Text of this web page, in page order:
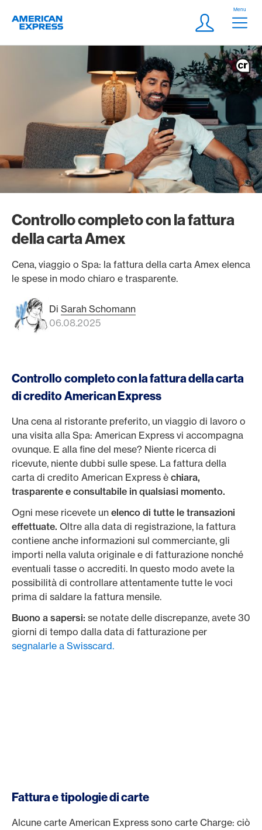
Logo
Meta
Login
Menu
Controllo completo con la fattura
della carta Amex
Cena, viaggio o Spa: la fattura della carta Amex elenca
le spese in modo chiaro e trasparente.
Di Sarah Schomann
06.08.2025
Controllo completo con la fattura della carta
di credito American Express
Una cena al ristorante preferito, un viaggio di lavoro o
una visita alla Spa: American Express vi accompagna
ovunque. E alla fine del mese? Niente ricerca di
ricevute, niente dubbi sulle spese. La fattura della
carta di credito American Express è chiara,
trasparente e consultabile in qualsiasi momento.
Ogni mese ricevete un elenco di tutte le transazioni
effettuate. Oltre alla data di registrazione, la fattura
contiene anche informazioni sul commerciante, gli
importi nella valuta originale e di fatturazione nonché
eventuali tasse o accrediti. In questo modo avete la
possibilità di controllare attentamente tutte le voci
prima di saldare la fattura mensile.
Buono a sapersi: se notate delle discrepanze, avete 30
giorni di tempo dalla data di fatturazione per
segnalarle a Swisscard.
Fattura e tipologie di carte
Alcune carte American Express sono carte Charge: ciò